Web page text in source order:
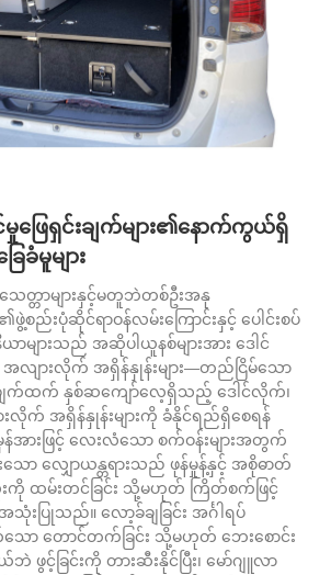
ြေရှင်းချက်များ၏နောက်ကွယ်ရှိ
ခံမူများ
ေတ္တာများနှင့်မတူဘဲတစ်ဦးအနု
ဖွဲ့စည်းပုံဆိုင်ရာဝန်လမ်းကြောင်းနှင့် ပေါင်းစပ်
များသည် အဆိုပါယူနစ်များအား ဒေါင်
ျားလိုက် အရှိန်နှုန်းများ—တည်ငြိမ်သော
ထက် နှစ်ဆကျော်လေ့ရှိသည့် ဒေါင်လိုက်၊
က် အရှိန်နှုန်းများကို ခံနိုင်ရည်ရှိစေရန်
ားဖြင့် လေးလံသော စက်ဝန်းများအတွက်
လျှောယန္တရားသည် ဖုန်မှုန့်နှင့် အစိုဓာတ်
ထမ်းတင်ခြင်း သို့မဟုတ် ကြိတ်စက်ဖြင့်
အသုံးပြုသည်။ လော့ခ်ချခြင်း အင်္ဂါရပ်
ော တောင်တက်ခြင်း သို့မဟုတ် ဘေးစောင်း
ဖွင့်ခြင်းကို တားဆီးနိုင်ပြီး၊ မော်ဂျူလာ